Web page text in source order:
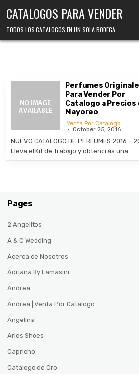
CATALOGOS PARA VENDER
TODOS LOS CATALOGOS EN UN SOLA BODEGA
Perfumes
Para Vender Por
Catalogo a Precios
Mayoreo
Venta Por Catalogo
October 25, 2016
NUEVO CATALOGO DE PERFUMES 2016 –
Lleva el Kit de Trabajo y obtendrás una…
Pages
2 Angelitos
A & C Wedding
Acerca de Nosotros
Adriana By Lamasini
Andrea
Andrea | Venta Por Catalogo
Angelina
Arles Shoes
Capricho
Catalogo de Oro